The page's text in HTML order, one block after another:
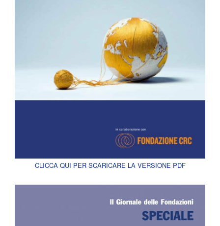
CLICCA QUI PER SCARICARE LA VERSIONE PDF